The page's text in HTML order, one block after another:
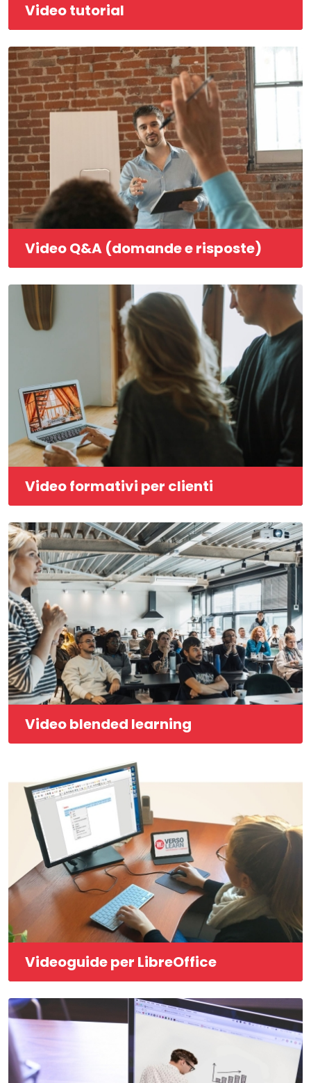
Video tutorial
Video Q&A (domande e risposte)
Video formativi per clienti
Video blended learning
Videoguide per LibreOffice